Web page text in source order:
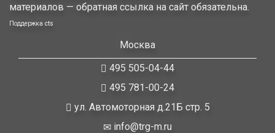
материалов — обратная ссылка на сайт обязательна.
Поддержка cts
Москва
495 505-04-44
495 781-00-24
ул. Автомоторная д.21Б стр. 5
info@trg-m.ru